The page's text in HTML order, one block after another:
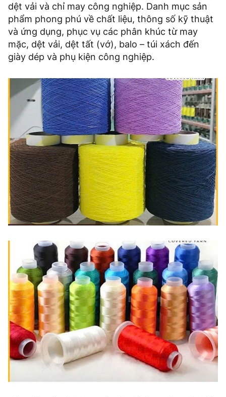
dệt vải và chỉ may công nghiệp. Danh mục sản
phẩm phong phú về chất liệu, thông số kỹ thuật
và ứng dụng, phục vụ các phân khúc từ may
mặc, dệt vải, dệt tất (vớ), balo – túi xách đến
giày dép và phụ kiện công nghiệp.